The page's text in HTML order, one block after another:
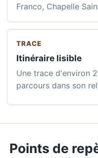
Franco, Chapelle
TRACE
Itinéraire lisible
Une trace d'environ
parcours dans son
Points de